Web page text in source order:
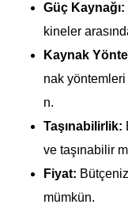
Güç Kaynağı:
kineler
Kaynak
nak yöntemleri
n.
Taşınabilirlik:
ve taşınabilir
Fiyat:
mümkün.